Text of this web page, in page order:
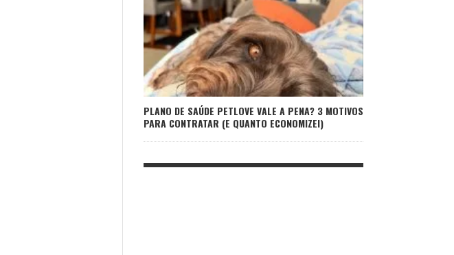
PLANO DE SAÚDE PETLOVE VALE A PENA? 3 MOTIVOS
PARA CONTRATAR (E QUANTO ECONOMIZEI)